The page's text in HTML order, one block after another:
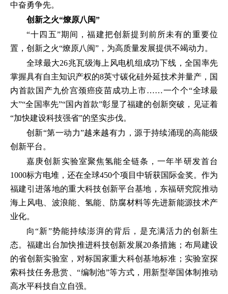
中奋勇争先。
创新之火“燎原八闽”
“十四五”期间，福建把创新提到前所未有的重要位
置，创新之火“燎原八闽”，为高质量发展提供不竭动力。
全球最大26兆瓦级海上风电机组成功下线，全国率先
掌握具有自主知识产权的8英寸碳化硅外延技术并量产，国
内首款国产九价宫颈癌疫苗成功上市……一个个“全球最
大”“全国率先”“国内首款”彰显了福建的创新突破，见证着
“加快建设科技强省”的坚实步伐。
创新“第一动力”越来越有力，源于持续涌现的高能级
创新平台。
嘉庚创新实验室聚焦氢能全链条，一年半研发首台
1000标方电堆，还在全球450个项目中斩获国际金奖。作为
福建引进落地的重大科技创新平台基地，东福研究院推动
海上风电、波浪能、氢能、防腐材料等先进新能源技术产
业化。
向“新”势能持续澎湃的背后，是充满活力的创新生
态。福建出台加快推进科技创新发展20条措施；布局建设
的省创新实验室，对标国家重大科创基地标准；实验室探
索科技任务悬赏、“编制池”等方式，用新型举国体制推动
高水平科技自立自强。